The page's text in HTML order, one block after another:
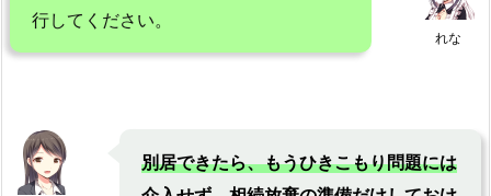
れな
行してください。
別居できたら、もうひきこもり問題には